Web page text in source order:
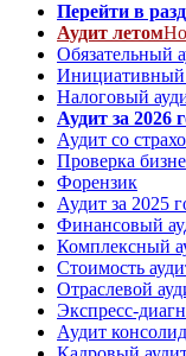
Перейти в
Аудит летом
Обязательный
Инициативный
Налоговый
Аудит за 2026
Аудит со
Проверка
Форензик
Аудит за 2025
Финансовый
Комплексный
Стоимость
Отраслевой
Экспресс-
Аудит